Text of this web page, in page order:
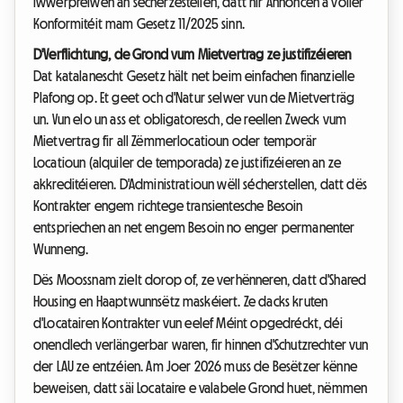
Konformitéit mam Gesetz 11/2025 sinn.
D'Verflichtung, de Grond vum Mietvertrag ze justifizéieren
Dat katalanescht Gesetz hält net beim einfachen finanzielle
Plafong op. Et geet och d'Natur selwer vun de Mietverträg
un. Vun elo un ass et obligatoresch, de reellen Zweck vum
Mietvertrag fir all Zëmmerlocatioun oder temporär
Locatioun (alquiler de temporada) ze justifizéieren an ze
akkreditéieren. D'Administratioun wëll sécherstellen, datt dës
Kontrakter engem richtege transientesche Besoin
entspriechen an net engem Besoin no enger permanenter
Wunneng.
Dës Moossnam zielt dorop of, ze verhënneren, datt d'Shared
Housing en Haaptwunnsëtz maskéiert. Ze dacks kruten
d'Locatairen Kontrakter vun eelef Méint opgedréckt, déi
onendlech verlängerbar waren, fir hinnen d'Schutzrechter vun
der LAU ze entzéien. Am Joer 2026 muss de Besëtzer kënne
beweisen, datt säi Locataire e valabele Grond huet, nëmmen